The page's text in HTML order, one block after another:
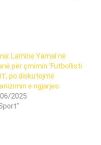
Lamine Yamal në
për çmimin ‘Futbollisti
po diskutojmë
e ngjarjes
2025